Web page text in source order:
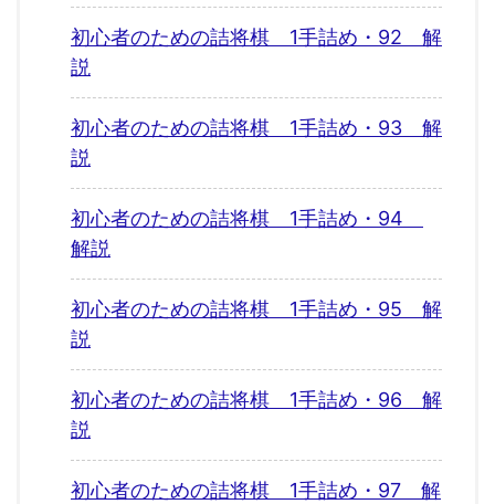
初心者のための詰将棋 1手詰め・92 解
説
初心者のための詰将棋 1手詰め・93 解
説
初心者のための詰将棋 1手詰め・94
解説
初心者のための詰将棋 1手詰め・95 解
説
初心者のための詰将棋 1手詰め・96 解
説
初心者のための詰将棋 1手詰め・97 解